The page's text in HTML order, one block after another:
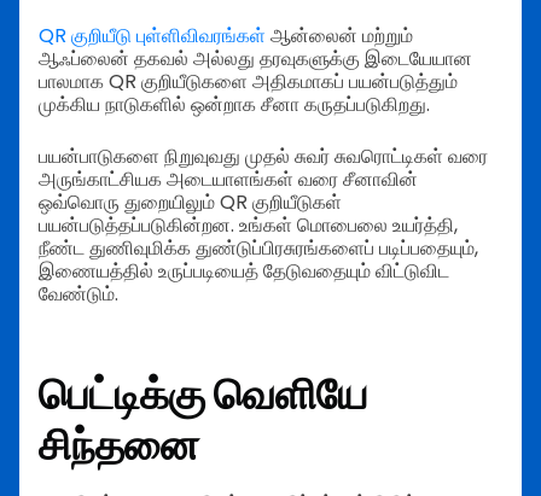
QR குறியீடு புள்ளிவிவரங்கள் ஆன்லைன் மற்றும்
ஆஃப்லைன் தகவல் அல்லது தரவுகளுக்கு இடையேயான
பாலமாக QR குறியீடுகளை அதிகமாகப் பயன்படுத்தும்
முக்கிய நாடுகளில் ஒன்றாக சீனா கருதப்படுகிறது.
பயன்பாடுகளை நிறுவுவது முதல் சுவர் சுவரொட்டிகள் வரை
அருங்காட்சியக அடையாளங்கள் வரை சீனாவின்
ஒவ்வொரு துறையிலும் QR குறியீடுகள்
பயன்படுத்தப்படுகின்றன. உங்கள் மொபைலை உயர்த்தி,
நீண்ட துணிவுமிக்க துண்டுப்பிரசுரங்களைப் படிப்பதையும்,
இணையத்தில் உருப்படியைத் தேடுவதையும் விட்டுவிட
வேண்டும்.
பெட்டிக்கு வெளியே
சிந்தனை